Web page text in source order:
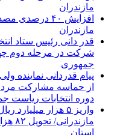
مازندران
افزایش ۴۰
مازندران
قدر دانی رئیس ستاد
شرکت در مرحله دوم
جمهوری
پیام قدردانی نماینده
از حماسه مشارکت
دوره انتخابات ریاست
واریز ۵ هزار
استان